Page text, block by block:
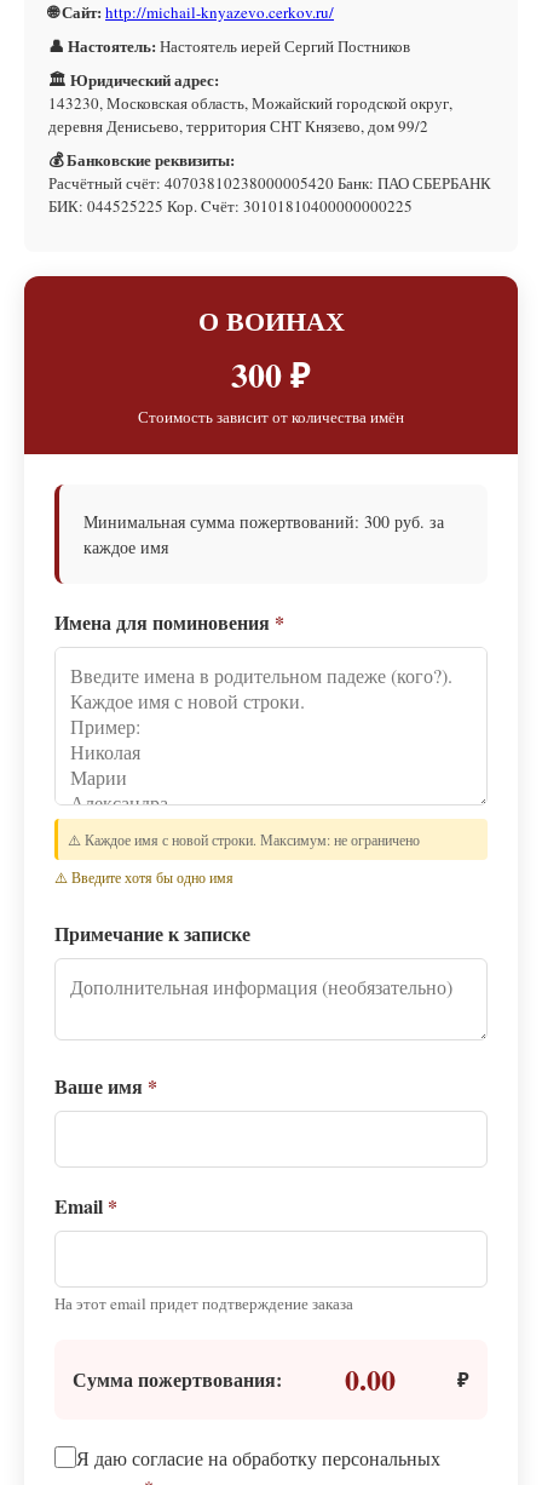
🌐 Сайт: http://michail-knyazevo.cerkov.ru/
👤 Настоятель: Настоятель иерей Сергий Постников
🏛 Юридический адрес:
143230, Московская область, Можайский городской округ,
деревня Денисьево, территория СНТ Князево, дом 99/2
💰 Банковские реквизиты:
Расчётный счёт: 40703810238000005420 Банк: ПАО СБЕРБАНК
БИК: 044525225 Кор. Cчёт: 30101810400000000225
О ВОИНАХ
300 ₽
Стоимость зависит от количества имён
Минимальная сумма пожертвований: 300 руб. за
каждое имя
Имена для поминовения *
⚠️ Каждое имя с новой строки. Максимум: не ограничено
⚠️ Введите хотя бы одно имя
Примечание к записке
Ваше имя *
Email *
На этот email придет подтверждение заказа
Сумма пожертвования: 0.00 ₽
Я даю согласие на обработку персональных